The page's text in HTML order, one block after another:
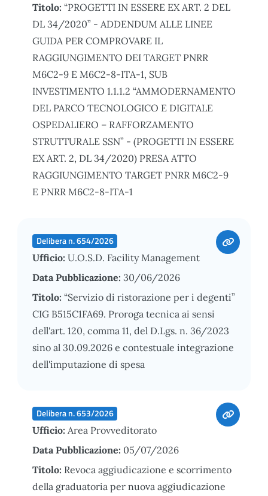
Titolo: “PROGETTI IN ESSERE EX ART. 2 DEL
DL 34/2020” - ADDENDUM ALLE LINEE
GUIDA PER COMPROVARE IL
RAGGIUNGIMENTO DEI TARGET PNRR
M6C2-9 E M6C2-8-ITA-1, SUB
INVESTIMENTO 1.1.1.2 “AMMODERNAMENTO
DEL PARCO TECNOLOGICO E DIGITALE
OSPEDALIERO – RAFFORZAMENTO
STRUTTURALE SSN” - (PROGETTI IN ESSERE
EX ART. 2, DL 34/2020) PRESA ATTO
RAGGIUNGIMENTO TARGET PNRR M6C2-9
E PNRR M6C2-8-ITA-1
Delibera n. 654/2026
Ufficio: U.O.S.D. Facility Management
Data Pubblicazione: 30/06/2026
Titolo: “Servizio di ristorazione per i degenti”
CIG B515C1FA69. Proroga tecnica ai sensi
dell'art. 120, comma 11, del D.Lgs. n. 36/2023
sino al 30.09.2026 e contestuale integrazione
dell'imputazione di spesa
Delibera n. 653/2026
Ufficio: Area Provveditorato
Data Pubblicazione: 05/07/2026
Titolo: Revoca aggiudicazione e scorrimento
della graduatoria per nuova aggiudicazione